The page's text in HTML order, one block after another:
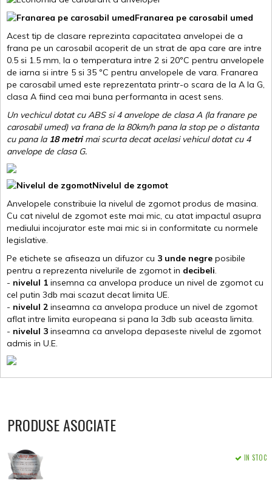
Franarea pe carosabil umed
Acest tip de clasare reprezinta capacitatea anvelopei de a
frana pe un carosabil acoperit de un strat de apa care are intre
0.5 si 1.5 mm, la o temperatura intre 2 si 20ºC pentru anvelopele
de iarna si intre 5 si 35 ºC pentru anvelopele de vara. Franarea
pe carosabil umed este reprezentata printr-o scara de la A la G,
clasa A fiind cea mai buna performanta in acest sens.
Un vechicul dotat cu ABS si 4 anvelope de clasa A (la franare pe
carosabil umed) va frana de la 80km/h pana la stop pe o distanta
cu pana la 18 metrimai scurta decat acelasi vehicul dotat cu 4
anvelope de clasa G.
Nivelul de zgomot
Anvelopele constribuie la nivelul de zgomot produs de masina.
Cu cat nivelul de zgomot este mai mic, cu atat impactul asupra
mediului incojurator este mai mic si in conformitate cu normele
legislative.
Pe etichete se afiseaza un difuzor cu 3 unde negre posibile
pentru a reprezenta nivelurile de zgomot in decibeli.
- nivelul 1 insemna ca anvelopa produce un nivel de zgomot cu
cel putin 3db mai scazut decat limita UE.
- nivelul 2 inseamna ca anvelopa produce un nivel de zgomot
aflat intre limita europeana si pana la 3db sub aceasta limita.
- nivelul 3 inseamna ca anvelopa depaseste nivelul de zgomot
admis in U.E.
PRODUSE ASOCIATE
IN STOC